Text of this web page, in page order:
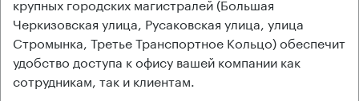
Черкизовская улица, Русаковская улица, улица
Стромынка, Третье Транспортное Кольцо) обеспечит
удобство доступа к офису вашей компании как
сотрудникам, так и клиентам.